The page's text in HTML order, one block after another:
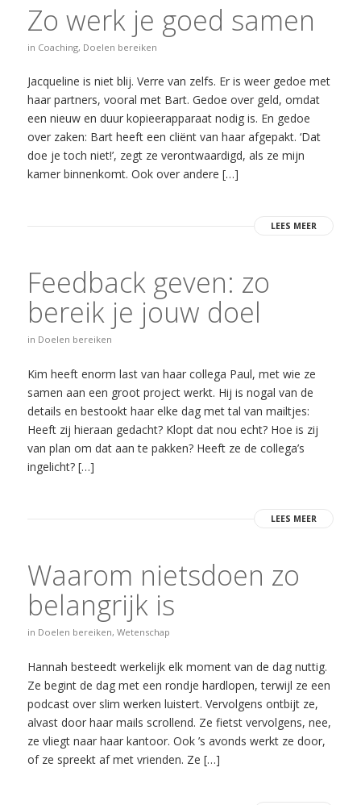
Zo werk je goed samen
in Coaching, Doelen bereiken
Jacqueline is niet blij. Verre van zelfs. Er is weer gedoe met
haar partners, vooral met Bart. Gedoe over geld, omdat
een nieuw en duur kopieerapparaat nodig is. En gedoe
over zaken: Bart heeft een cliënt van haar afgepakt. ‘Dat
doe je toch niet!’, zegt ze verontwaardigd, als ze mijn
kamer binnenkomt. Ook over andere […]
LEES MEER
Feedback geven: zo
bereik je jouw doel
in Doelen bereiken
Kim heeft enorm last van haar collega Paul, met wie ze
samen aan een groot project werkt. Hij is nogal van de
details en bestookt haar elke dag met tal van mailtjes:
Heeft zij hieraan gedacht? Klopt dat nou echt? Hoe is zij
van plan om dat aan te pakken? Heeft ze de collega’s
ingelicht? […]
LEES MEER
Waarom nietsdoen zo
belangrijk is
in Doelen bereiken, Wetenschap
Hannah besteedt werkelijk elk moment van de dag nuttig.
Ze begint de dag met een rondje hardlopen, terwijl ze een
podcast over slim werken luistert. Vervolgens ontbijt ze,
alvast door haar mails scrollend. Ze fietst vervolgens, nee,
ze vliegt naar haar kantoor. Ook ’s avonds werkt ze door,
of ze spreekt af met vrienden. Ze […]